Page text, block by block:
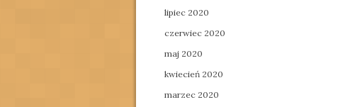
lipiec 2020
czerwiec 2020
maj 2020
kwiecień 2020
marzec 2020